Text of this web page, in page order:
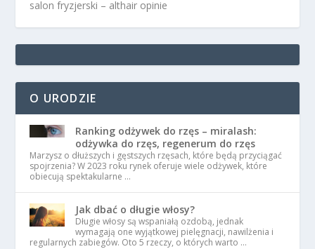
salon fryzjerski – althair opinie
O URODZIE
Ranking odżywek do rzęs – miralash:
odżywka do rzęs, regenerum do rzęs
Marzysz o dłuższych i gęstszych rzęsach, które będą przyciągać
spojrzenia? W 2023 roku rynek oferuje wiele odżywek, które
obiecują spektakularne …
Jak dbać o długie włosy?
Długie włosy są wspaniałą ozdobą, jednak
wymagają one wyjątkowej pielęgnacji, nawilżenia i
regularnych zabiegów. Oto 5 rzeczy, o których warto …